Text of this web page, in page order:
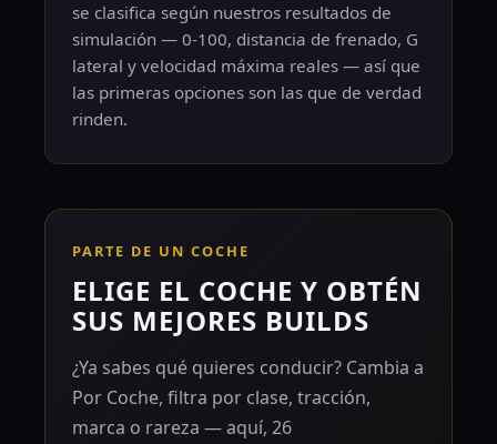
se clasifica según nuestros resultados de
simulación — 0-100, distancia de frenado, G
lateral y velocidad máxima reales — así que
las primeras opciones son las que de verdad
rinden.
PARTE DE UN COCHE
ELIGE EL COCHE Y OBTÉN
SUS MEJORES BUILDS
¿Ya sabes qué quieres conducir? Cambia a
Por Coche, filtra por clase, tracción,
marca o rareza — aquí, 26